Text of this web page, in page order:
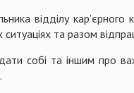
відділу
та разом
собі та іншим про